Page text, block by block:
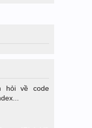
hỏi về code